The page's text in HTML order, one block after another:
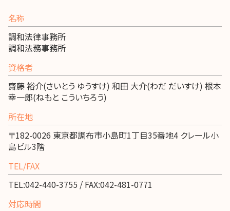
名称
調和法律事務所
調和法務事務所
資格者
齋藤 裕介(さいとう ゆうすけ) 和田 大介(わだ だいすけ) 根本
幸一郎(ねもと こういちろう)
所在地
〒182-0026 東京都調布市小島町1丁目35番地4 クレール小
島ビル3階
TEL/FAX
TEL:042-440-3755 / FAX:042-481-0771
対応時間